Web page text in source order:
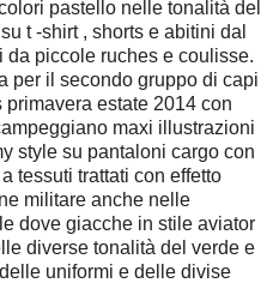
pastello nelle tonalità del
t -shirt , shorts e abitini dal
piccole ruches e coulisse.
per il secondo gruppo di capi
estate 2014 con
maxi illustrazioni
style su pantaloni cargo con
tessuti trattati con effetto
militare anche nelle
dove giacche in stile aviator
diverse tonalità del verde e
uniformi e delle divise